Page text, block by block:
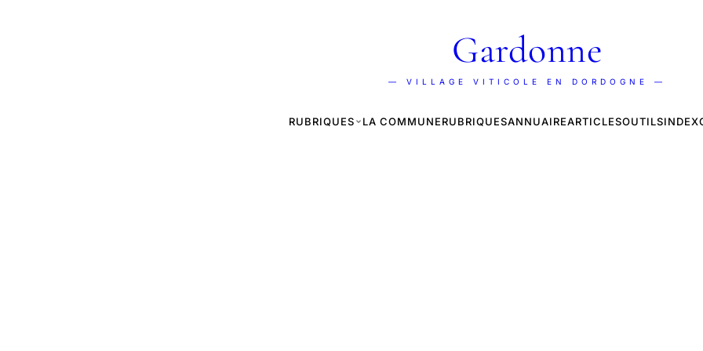
Gardonne
— VILLAGE VITICOLE EN DORDOGNE —
RUBRIQUES LA COMMUNERUBRIQUESANNUAIREARTICLESOUTILSINDEX